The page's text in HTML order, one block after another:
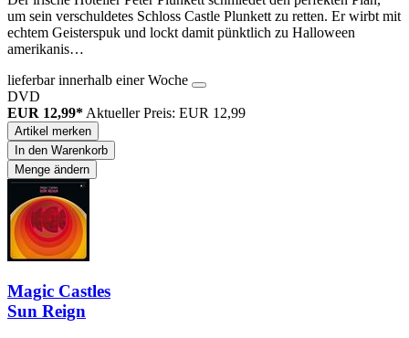
um sein verschuldetes Schloss Castle Plunkett zu retten. Er wirbt mit
echtem Geisterspuk und lockt damit pünktlich zu Halloween
amerikanis…
lieferbar innerhalb einer Woche
DVD
EUR 12,99* Aktueller Preis: EUR 12,99
Artikel merken
In den Warenkorb
Menge ändern
Magic Castles
Sun Reign